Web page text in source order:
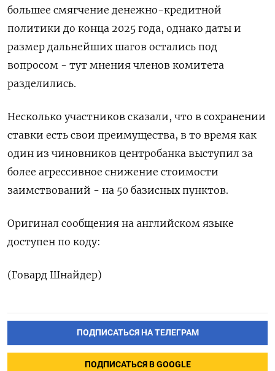
большее смягчение денежно-кредитной
политики до конца 2025 года, однако даты и
размер дальнейших шагов остались под
вопросом - тут мнения членов комитета
разделились.
Несколько участников сказали, что в сохранении
ставки есть свои преимущества, в то время как
один из чиновников центробанка выступил за
более агрессивное снижение стоимости
заимствований - на 50 базисных пунктов.
Оригинал сообщения на английском языке
доступен по коду:
(Говард Шнайдер)
ПОДПИСАТЬСЯ НА ТЕЛЕГРАМ
ПОДПИСАТЬСЯ В GOOGLE